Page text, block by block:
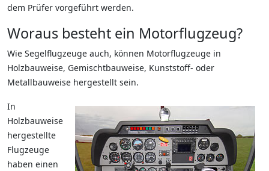
dem Prüfer vorgeführt werden.
Woraus besteht ein Motorflugzeug?
Wie Segelflugzeuge auch, können Motorflugzeuge in
Holzbauweise, Gemischtbauweise, Kunststoff- oder
Metallbauweise hergestellt sein.
In
Holzbauweise
hergestellte
Flugzeuge
haben einen